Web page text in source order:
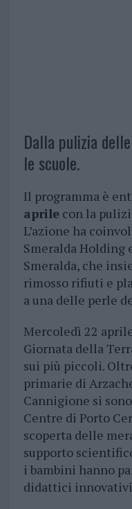
Dalla pulizia
le scuole.
Il programma è
aprilecon la
L’azione ha
Smeralda Holding
Smeralda, che
rimosso rifiuti e
a una delle perle
Mercoledì 22
Giornata della
sui più piccoli.
primarie di
Cannigione si
Centre di Porto
scoperta delle
supporto
i bambini hanno
didattici